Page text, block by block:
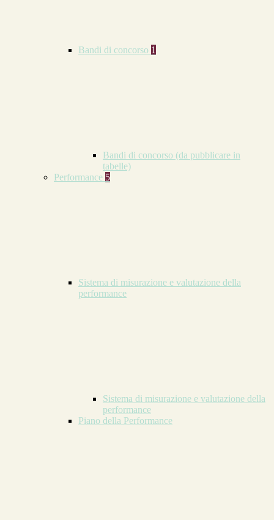
Bandi di concorso 1
Bandi di concorso (da pubblicare in
tabelle)
Performance 5
Sistema di misurazione e valutazione della
performance
Sistema di misurazione e valutazione della
performance
Piano della Performance